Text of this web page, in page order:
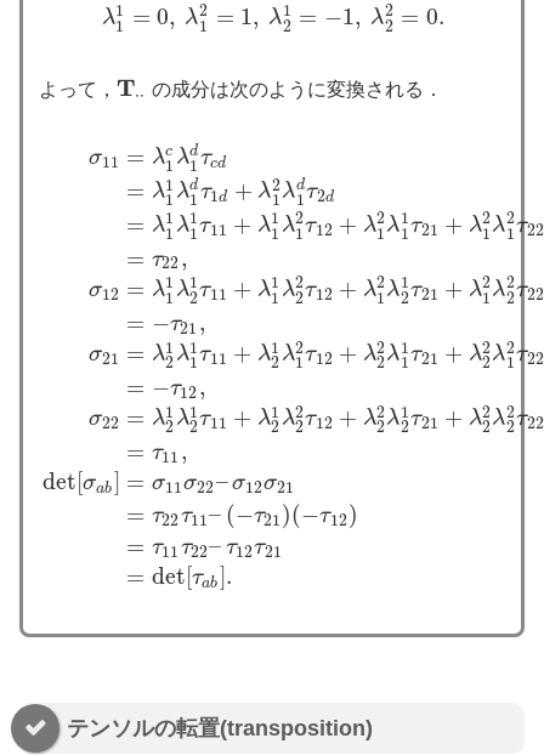
λ1
1 = 0, λ2
1 = 1, λ1
2 = −1, λ2
2 = 0.
λ 11= 0, λ 12 =1 λ21 =− 1, λ2 2=0.
よって， T⋅⋅
T⋅⋅ の成分は次のように変換される．
σ11
σ12
σ21
σ22
det[σab]
= λc
1 λd
1τcd
= λ1
1 λd
1τ1d + λ2
1λd
1τ2d
= λ1
1 λ1
1τ11 + λ1
1 λ2
1τ12 + λ2
1λ1
1τ21 + λ2
1λ2
1τ22
= τ22 ,
= λ1
1 λ1
2τ11 + λ1
1 λ2
2τ12 + λ2
1λ1
2τ21 + λ2
1λ2
2τ22
= −τ21 ,
= λ1
2 λ1
1τ11 + λ1
2 λ2
1τ12 + λ2
2λ1
1τ21 + λ2
2λ2
1τ22
= −τ12 ,
= λ1
2 λ1
2τ11 + λ1
2 λ2
2τ12 + λ2
2λ1
2τ21 + λ2
2λ2
2τ22
= τ11 ,
= σ11σ22–σ12σ21
= τ22τ11– (−τ21)(−τ12)
= τ11τ22– τ12τ21
= det[τab].
λ1cλ c d= λ1 1λ1 d 1 d+λ1 2 λ1 dτ 2d=λ11 λ1 τ 11 +λ 11 λ1
テンソルの転置(transposition)